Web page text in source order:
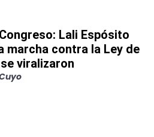
Lali Espósito
marcha contra la Ley de
viralizaron